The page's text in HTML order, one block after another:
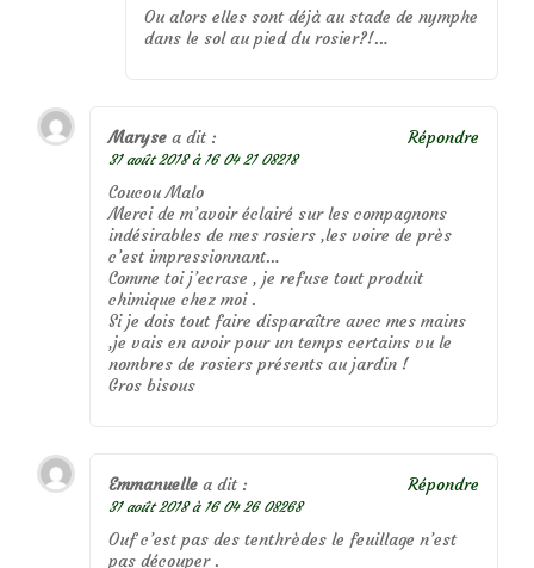
Ou alors elles sont déjà au stade de nymphe
dans le sol au pied du rosier?!…
Maryse a dit :
31 août 2018 à 16 04 21 08218
Coucou Malo
Merci de m’avoir éclairé sur les compagnons
indésirables de mes rosiers ,les voire de près
c’est impressionnant…
Comme toi j’ecrase , je refuse tout produit
chimique chez moi .
Si je dois tout faire disparaître avec mes mains
,je vais en avoir pour un temps certains vu le
nombres de rosiers présents au jardin !
Gros bisous
Répondre
Emmanuelle a dit :
31 août 2018 à 16 04 26 08268
Ouf c’est pas des tenthrèdes le feuillage n’est
pas découper .
Répondre